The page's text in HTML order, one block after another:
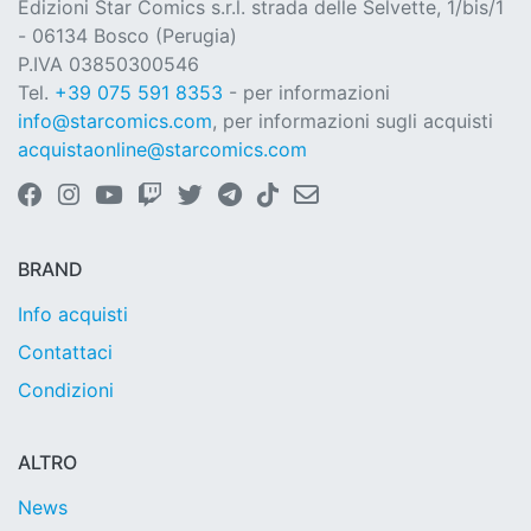
Edizioni Star Comics s.r.l. strada delle Selvette, 1/bis/1
- 06134 Bosco (Perugia)
P.IVA 03850300546
Tel. +39 075 591 8353 - per informazioni
info@starcomics.com, per informazioni sugli acquisti
acquistaonline@starcomics.com
BRAND
Info acquisti
Contattaci
Condizioni
ALTRO
News